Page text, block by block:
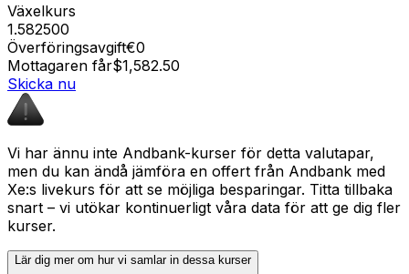
Växelkurs
1.582500
Överföringsavgift€0
Mottagaren får$1,582.50
Skicka nu
Vi har ännu inte Andbank-kurser för detta valutapar,
men du kan ändå jämföra en offert från Andbank med
Xe:s livekurs för att se möjliga besparingar. Titta tillbaka
snart – vi utökar kontinuerligt våra data för att ge dig fler
kurser.
Lär dig mer om hur vi samlar in dessa kurser